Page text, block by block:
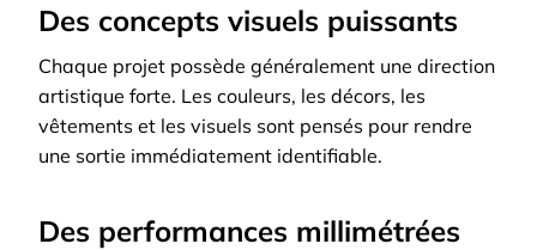
Des concepts visuels puissants
Chaque projet possède généralement une direction
artistique forte. Les couleurs, les décors, les
vêtements et les visuels sont pensés pour rendre
une sortie immédiatement identifiable.
Des performances millimétrées